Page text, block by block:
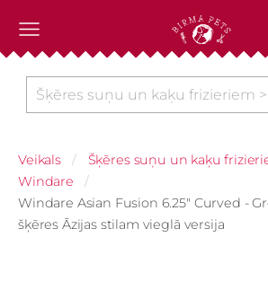
Šķēres suņu un kaķu frizieriem
Veikals
Šķēres suņu un kaķu
Windare
Windare Asian Fusion 6.25" Curved -
šķēres Āzijas stilam vieglā versija